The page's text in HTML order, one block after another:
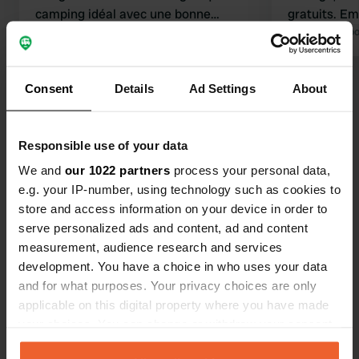
Consent Details Ad Settings About
Responsible use of your data
We and our 1022 partners process your personal data,
e.g. your IP-number, using technology such as cookies to
store and access information on your device in order to
serve personalized ads and content, ad and content
measurement, audience research and services
development. You have a choice in who uses your data
and for what purposes. Your privacy choices are only
applicable on this digital property where you have made
any time from the Cookie Declaration or by clicking on
camping idéal avec une bonne
absolument. Et pour finir, une petite
contribution est la bienvenue.
gratuits.
toilettes et
parc où les
Traduit par
Voir tous les 7 avis
Contact
Emplacement